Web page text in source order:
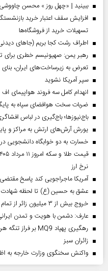
ببینید | «چهل روز » محسن
افزایش سقف اعتبار خرید
تسهیلات خرید از فروشگاه‌ها
اطراف رشت کجا بریم (جاهای
رهبر یمن: صهیونیسم خطری برای
تعرض به زیرساخت‌های ایران، بنای
سپر آمریکا نشوید
انهدام کامل سه فروند هواپیمای اف ۳۵ در الازرق اردن
ضربات سخت هوافضای سپاه به
باج‌نیوزها؛ باج‌گیری در لباس
یورش آرش‌های ارتش به مراکز و
خسارت به دو خوابگاه دانشجویی
نرخ ارز
آمریکا ماجراجویی کند پاسخ
عشق به حسین (ع) تا لحظه شهادت
خروج بیش از ۳ میلیون زائر از تمام مرز‌های کشور
عارف: دشمن با هویت و تمدن
رهگیری پهپاد MQ9 بر فراز تنگه هرمز
‌زائران سبز
واکنش سخنگوی وزارت خارجه به